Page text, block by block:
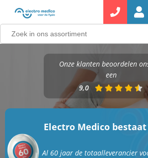
Onze klanten beoordelen
een
9,0
Electro Medico
Al 60 jaar de totaalleverancier